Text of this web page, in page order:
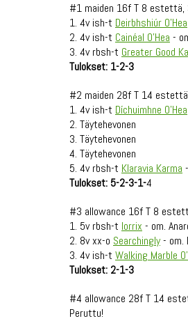
#1 maiden 16f T 8
1. 4v ish-t Deirbhshiúr O'Hea
2. 4v ish-t Cainéal O'Hea -
3. 4v rbsh-t Greater Good
Tulokset: 1-2-3
#2 maiden 28f T 14
1. 4v ish-t Díchuimhne O'Hea
2. Täytehevonen
3. Täytehevonen
4. Täytehevonen
5. 4v rbsh-t Klaravia Karma
Tulokset: 5-2-3-1-4
#3 allowance 16f T 8
1. 5v rbsh-t Iorrix - om.
2. 8v xx-o Searchingly- om.
3. 4v ish-t Walking Marble
Tulokset: 2-1-3
#4 allowance 28f T 14
Peruttu!